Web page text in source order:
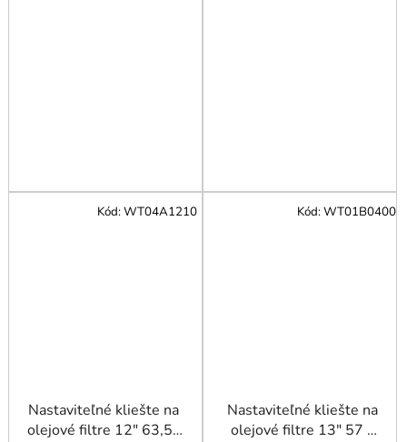
Nastaviteľné kliešte na
olejové filtre 12" 63,5–
Kód:WT04A1210
Nastaviteľné kliešte na
olejové filtre 13" 57 -
Kód:WT01B0400